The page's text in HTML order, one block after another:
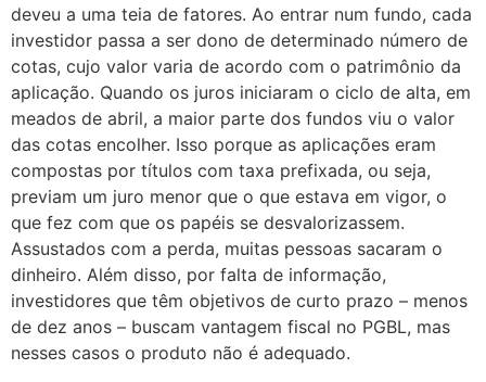
deveu a uma teia de fatores. Ao entrar num fundo, cada
investidor passa a ser dono de determinado número de
cotas, cujo valor varia de acordo com o patrimônio da
aplicação. Quando os juros iniciaram o ciclo de alta, em
meados de abril, a maior parte dos fundos viu o valor
das cotas encolher. Isso porque as aplicações eram
compostas por títulos com taxa prefixada, ou seja,
previam um juro menor que o que estava em vigor, o
que fez com que os papéis se desvalorizassem.
Assustados com a perda, muitas pessoas sacaram o
dinheiro. Além disso, por falta de informação,
investidores que têm objetivos de curto prazo – menos
de dez anos – buscam vantagem fiscal no PGBL, mas
nesses casos o produto não é adequado.